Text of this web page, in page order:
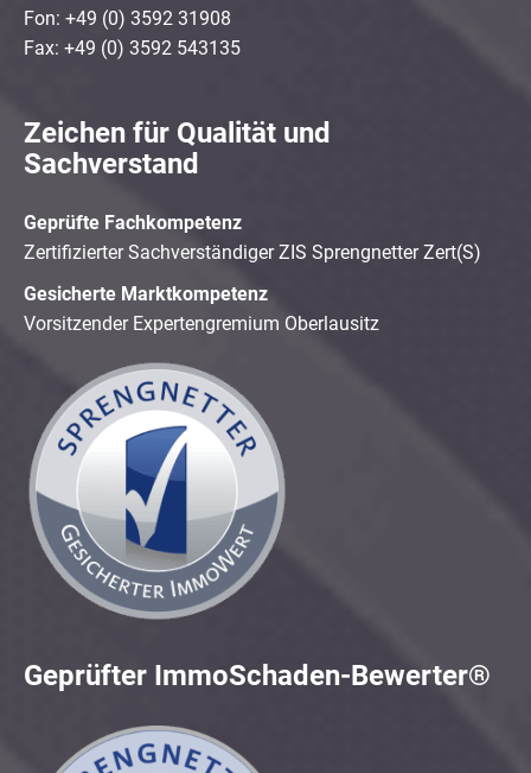
Fon: +49 (0) 3592 31908
Fax: +49 (0) 3592 543135
Zeichen für Qualität und
Sachverstand
Geprüfte Fachkompetenz
Zertifizierter Sachverständiger ZIS Sprengnetter Zert(S)
Gesicherte Marktkompetenz
Vorsitzender Expertengremium Oberlausitz
Geprüfter ImmoSchaden-Bewerter®